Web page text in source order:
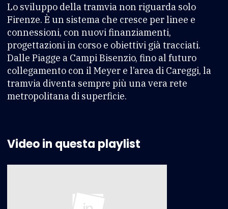
Lo sviluppo della tramvia non riguarda solo
Firenze. È un sistema che cresce per linee e
connessioni, con nuovi finanziamenti,
progettazioni in corso e obiettivi già tracciati.
Dalle Piagge a Campi Bisenzio, fino al futuro
collegamento con il Meyer e l’area di Careggi, la
tramvia diventa sempre più una vera rete
metropolitana di superficie.
Video in questa playlist